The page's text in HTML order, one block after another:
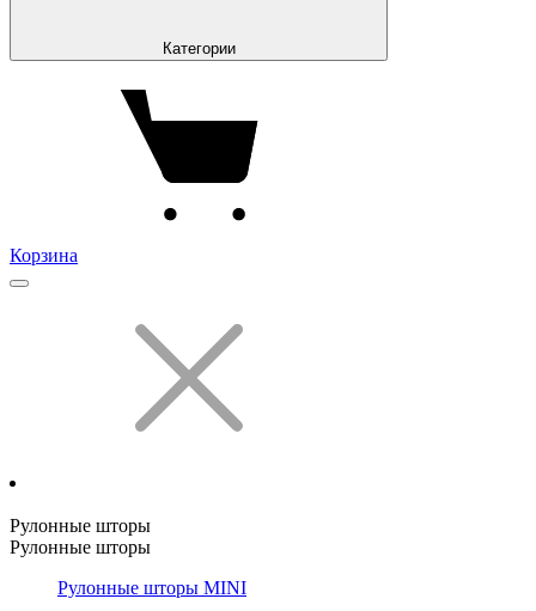
Категории
Корзина
Рулонные шторы
Рулонные шторы
Рулонные шторы MINI